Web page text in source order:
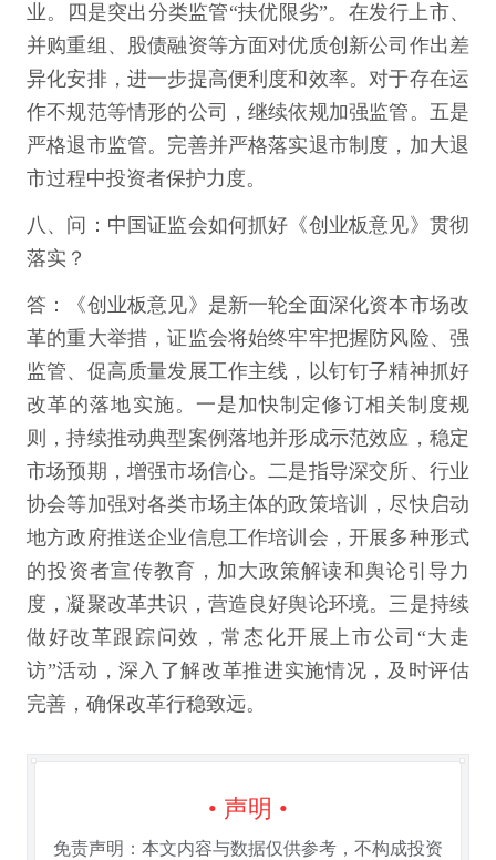
业。四是突出分类监管“扶优限劣”。在发行上市、
并购重组、股债融资等方面对优质创新公司作出差
异化安排，进一步提高便利度和效率。对于存在运
作不规范等情形的公司，继续依规加强监管。五是
严格退市监管。完善并严格落实退市制度，加大退
市过程中投资者保护力度。
八、问：中国证监会如何抓好《创业板意见》贯彻
落实？
答：《创业板意见》是新一轮全面深化资本市场改
革的重大举措，证监会将始终牢牢把握防风险、强
监管、促高质量发展工作主线，以钉钉子精神抓好
改革的落地实施。一是加快制定修订相关制度规
则，持续推动典型案例落地并形成示范效应，稳定
市场预期，增强市场信心。二是指导深交所、行业
协会等加强对各类市场主体的政策培训，尽快启动
地方政府推送企业信息工作培训会，开展多种形式
的投资者宣传教育，加大政策解读和舆论引导力
度，凝聚改革共识，营造良好舆论环境。三是持续
做好改革跟踪问效，常态化开展上市公司“大走
访”活动，深入了解改革推进实施情况，及时评估
完善，确保改革行稳致远。
• 声明 •
免责声明：本文内容与数据仅供参考，不构成投资